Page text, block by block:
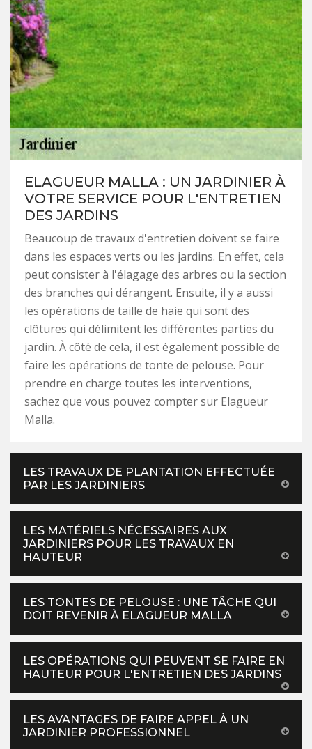
ELAGUEUR MALLA : UN JARDINIER À
VOTRE SERVICE POUR L'ENTRETIEN
DES JARDINS
Beaucoup de travaux d'entretien doivent se faire
dans les espaces verts ou les jardins. En effet, cela
peut consister à l'élagage des arbres ou la section
des branches qui dérangent. Ensuite, il y a aussi
les opérations de taille de haie qui sont des
clôtures qui délimitent les différentes parties du
jardin. À côté de cela, il est également possible de
faire les opérations de tonte de pelouse. Pour
prendre en charge toutes les interventions,
sachez que vous pouvez compter sur Elagueur
Malla.
LES TRAVAUX DE PLANTATION EFFECTUÉE
PAR LES JARDINIERS
LES MATÉRIELS NÉCESSAIRES AUX
JARDINIERS POUR LES TRAVAUX EN
HAUTEUR
LES TONTES DE PELOUSE : UNE TÂCHE QUI
DOIT REVENIR À ELAGUEUR MALLA
LES OPÉRATIONS QUI PEUVENT SE FAIRE EN
HAUTEUR POUR L'ENTRETIEN DES JARDINS
LES AVANTAGES DE FAIRE APPEL À UN
JARDINIER PROFESSIONNEL